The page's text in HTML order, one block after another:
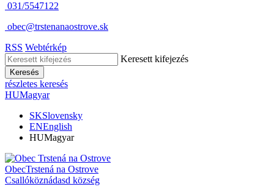
031/5547122
obec@trstenanaostrove.sk
RSS Webtérkép
Keresett kifejezés
Keresés
részletes keresés
HUMagyar
SKSlovensky
ENEnglish
HUMagyar
ObecTrstená na Ostrove
Csallóköznádasd község